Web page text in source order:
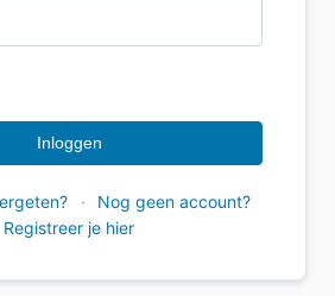
Inloggen
·
Nog geen account?
Registreer je hier